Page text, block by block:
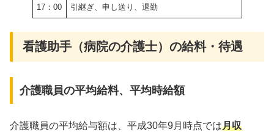
17：00 引継ぎ、申し送り、退勤
看護助手（病院の介護士）の給料・待遇
介護職員の平均給料、平均時給額
介護職員の平均給与額は、平成30年9月時点では月収